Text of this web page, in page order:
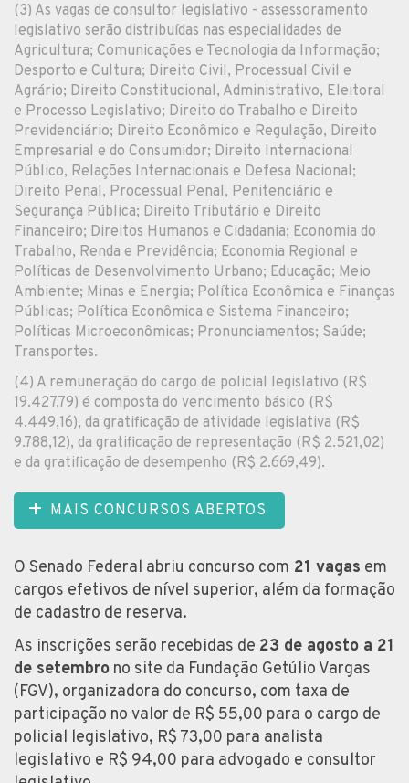
(3) As vagas de consultor legislativo - assessoramento
legislativo serão distribuídas nas especialidades de
Agricultura; Comunicações e Tecnologia da Informação;
Desporto e Cultura; Direito Civil, Processual Civil e
Agrário; Direito Constitucional, Administrativo, Eleitoral
e Processo Legislativo; Direito do Trabalho e Direito
Previdenciário; Direito Econômico e Regulação, Direito
Empresarial e do Consumidor; Direito Internacional
Público, Relações Internacionais e Defesa Nacional;
Direito Penal, Processual Penal, Penitenciário e
Segurança Pública; Direito Tributário e Direito
Financeiro; Direitos Humanos e Cidadania; Economia do
Trabalho, Renda e Previdência; Economia Regional e
Políticas de Desenvolvimento Urbano; Educação; Meio
Ambiente; Minas e Energia; Política Econômica e Finanças
Públicas; Política Econômica e Sistema Financeiro;
Políticas Microeconômicas; Pronunciamentos; Saúde;
Transportes.
(4) A remuneração do cargo de policial legislativo (R$
19.427,79) é composta do vencimento básico (R$
4.449,16), da gratificação de atividade legislativa (R$
9.788,12), da gratificação de representação (R$ 2.521,02)
e da gratificação de desempenho (R$ 2.669,49).
MAIS CONCURSOS ABERTOS
O Senado Federal abriu concurso com 21 vagas em
cargos efetivos de nível superior, além da formação
de cadastro de reserva.
As inscrições serão recebidas de 23 de agosto a 21
de setembro no site da Fundação Getúlio Vargas
(FGV), organizadora do concurso, com taxa de
participação no valor de R$ 55,00 para o cargo de
policial legislativo, R$ 73,00 para analista
legislativo e R$ 94,00 para advogado e consultor